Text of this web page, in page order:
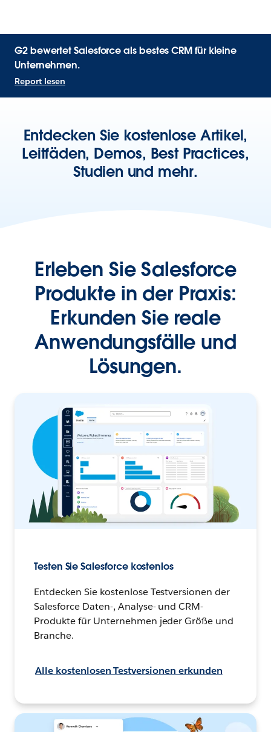
G2 bewertet Salesforce als bestes CRM für kleine
Unternehmen.
Report lesen
Entdecken Sie kostenlose Artikel,
Leitfäden, Demos, Best Practices,
Studien und mehr.
Erleben Sie Salesforce
Produkte in der Praxis:
Erkunden Sie reale
Anwendungsfälle und
Lösungen.
Testen Sie Salesforce kostenlos
Entdecken Sie kostenlose Testversionen der
Salesforce Daten-, Analyse- und CRM-
Produkte für Unternehmen jeder Größe und
Branche.
Alle kostenlosen Testversionen erkunden